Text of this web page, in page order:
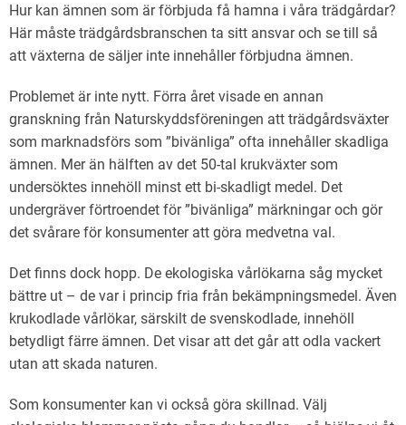
Hur kan ämnen som är förbjuda få hamna i våra trädgårdar?
Här måste trädgårdsbranschen ta sitt ansvar och se till så
att växterna de säljer inte innehåller förbjudna ämnen.
Problemet är inte nytt. Förra året visade en annan
granskning från Naturskyddsföreningen att trädgårdsväxter
som marknadsförs som ”bivänliga” ofta innehåller skadliga
ämnen. Mer än hälften av det 50-tal krukväxter som
undersöktes innehöll minst ett bi-skadligt medel. Det
undergräver förtroendet för ”bivänliga” märkningar och gör
det svårare för konsumenter att göra medvetna val.
Det finns dock hopp. De ekologiska vårlökarna såg mycket
bättre ut – de var i princip fria från bekämpningsmedel. Även
krukodlade vårlökar, särskilt de svenskodlade, innehöll
betydligt färre ämnen. Det visar att det går att odla vackert
utan att skada naturen.
Som konsumenter kan vi också göra skillnad. Välj